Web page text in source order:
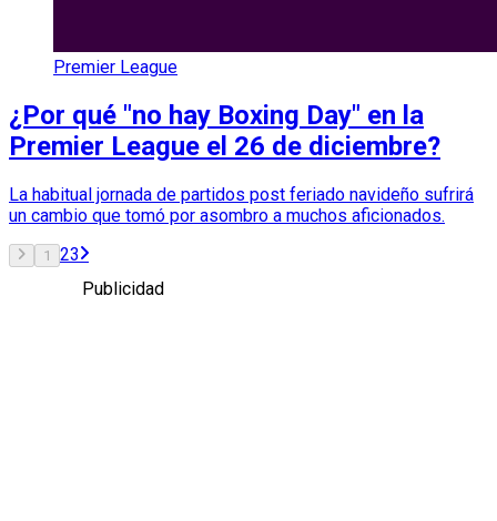
Premier League
¿Por qué "no hay Boxing Day" en la
Premier League el 26 de diciembre?
La habitual jornada de partidos post feriado navideño sufrirá
un cambio que tomó por asombro a muchos aficionados.
1 23
Publicidad